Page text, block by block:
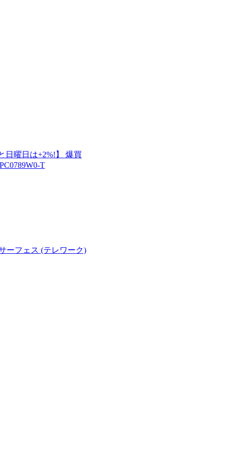
日曜日は+2%!】 爆買
T
ーフェス (テレワーク)